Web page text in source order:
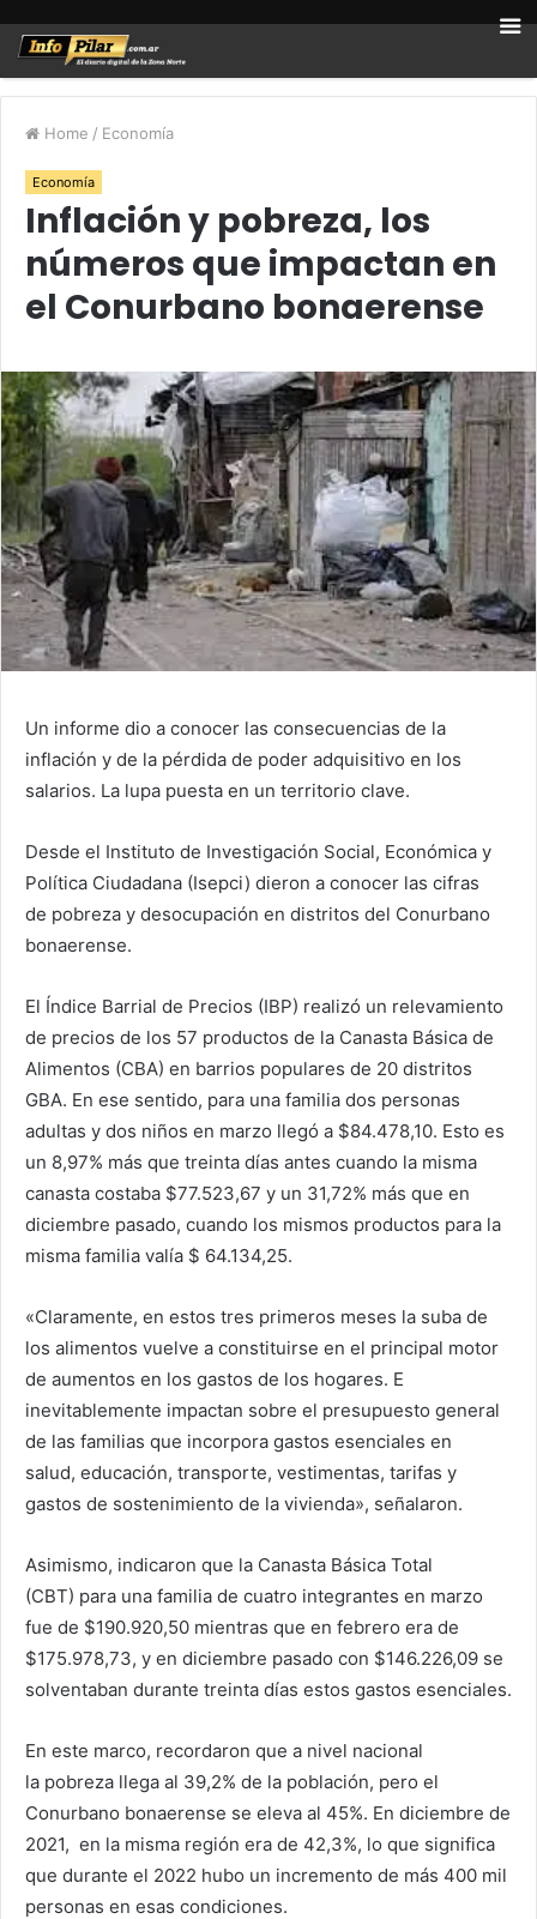
Home / Economía
Economía
Inflación y pobreza, los
números que impactan en
el Conurbano bonaerense
Un informe dio a conocer las consecuencias de la
inflación y de la pérdida de poder adquisitivo en los
salarios. La lupa puesta en un territorio clave.
Desde el Instituto de Investigación Social, Económica y
Política Ciudadana (Isepci) dieron a conocer las cifras
de pobreza y desocupación en distritos del Conurbano
bonaerense.
El Índice Barrial de Precios (IBP) realizó un relevamiento
de precios de los 57 productos de la Canasta Básica de
Alimentos (CBA) en barrios populares de 20 distritos
GBA. En ese sentido, para una familia dos personas
adultas y dos niños en marzo llegó a $84.478,10. Esto es
un 8,97% más que treinta días antes cuando la misma
canasta costaba $77.523,67 y un 31,72% más que en
diciembre pasado, cuando los mismos productos para la
misma familia valía $ 64.134,25.
«Claramente, en estos tres primeros meses la suba de
los alimentos vuelve a constituirse en el principal motor
de aumentos en los gastos de los hogares. E
inevitablemente impactan sobre el presupuesto general
de las familias que incorpora gastos esenciales en
salud, educación, transporte, vestimentas, tarifas y
gastos de sostenimiento de la vivienda», señalaron.
Asimismo, indicaron que la Canasta Básica Total
(CBT) para una familia de cuatro integrantes en marzo
fue de $190.920,50 mientras que en febrero era de
$175.978,73, y en diciembre pasado con $146.226,09 se
solventaban durante treinta días estos gastos esenciales.
En este marco, recordaron que a nivel nacional
la pobreza llega al 39,2% de la población, pero el
Conurbano bonaerense se eleva al 45%. En diciembre de
2021, en la misma región era de 42,3%, lo que significa
que durante el 2022 hubo un incremento de más 400 mil
personas en esas condiciones.